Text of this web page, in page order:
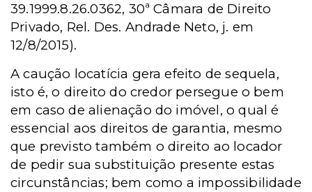
39.1999.8.26.0362, 30ª Câmara de Direito
Privado, Rel. Des. Andrade Neto, j. em
12/8/2015).
A caução locatícia gera efeito de sequela,
isto é, o direito do credor persegue o bem
em caso de alienação do imóvel, o qual é
essencial aos direitos de garantia, mesmo
que previsto também o direito ao locador
de pedir sua substituição presente estas
circunstâncias; bem como a impossibilidade